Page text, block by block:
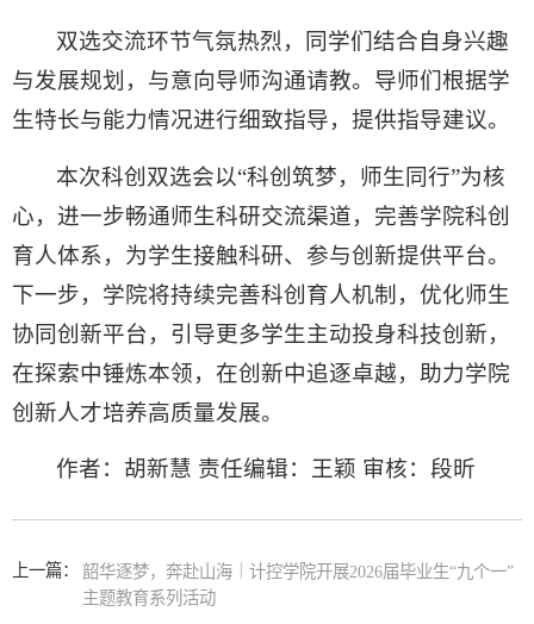
双选交流环节气氛热烈，同学们结合自身兴趣
与发展规划，与意向导师沟通请教。导师们根据学
生特长与能力情况进行细致指导，提供指导建议。
本次科创双选会以“科创筑梦，师生同行”为核
心，进一步畅通师生科研交流渠道，完善学院科创
育人体系，为学生接触科研、参与创新提供平台。
下一步，学院将持续完善科创育人机制，优化师生
协同创新平台，引导更多学生主动投身科技创新，
在探索中锤炼本领，在创新中追逐卓越，助力学院
创新人才培养高质量发展。
作者：胡新慧 责任编辑：王颖 审核：段昕
上一篇：
韶华逐梦，奔赴山海｜计控学院开展2026届毕业生“九个一”
主题教育系列活动